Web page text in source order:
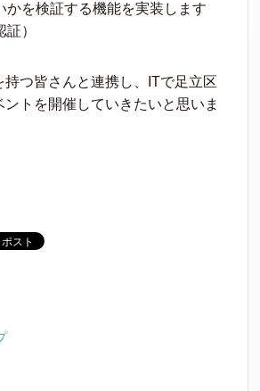
かを検証する機能を実装します
証）
持つ皆さんと連携し、ITで足立区
ントを開催していきたいと思いま